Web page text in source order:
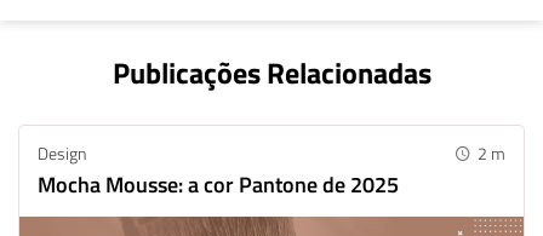
Publicações Relacionadas
Design 2 m
Mocha Mousse: a cor Pantone de 2025